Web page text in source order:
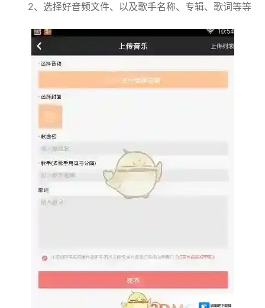
2、选择好音频文件、以及歌手名称、专辑、歌词等等